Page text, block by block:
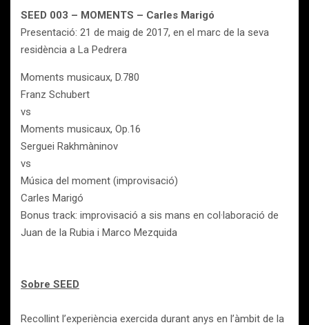
SEED 003 – MOMENTS – Carles Marigó
Presentació: 21 de maig de 2017, en el marc de la seva
residència a La Pedrera
Moments musicaux, D.780
Franz Schubert
vs
Moments musicaux, Op.16
Serguei Rakhmàninov
vs
Música del moment (improvisació)
Carles Marigó
Bonus track: improvisació a sis mans en col·laboració de
Juan de la Rubia i Marco Mezquida
Sobre SEED
Recollint l’experiència exercida durant anys en l’àmbit de la